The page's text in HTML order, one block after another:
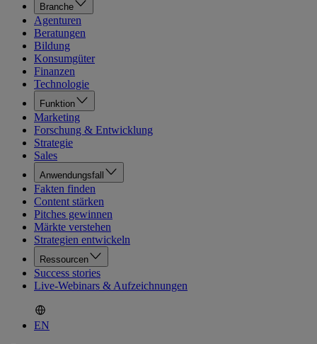
Branche
Agenturen
Beratungen
Bildung
Konsumgüter
Finanzen
Technologie
Funktion
Marketing
Forschung & Entwicklung
Strategie
Sales
Anwendungsfall
Fakten finden
Content stärken
Pitches gewinnen
Märkte verstehen
Strategien entwickeln
Ressourcen
Success stories
Live-Webinars & Aufzeichnungen
EN